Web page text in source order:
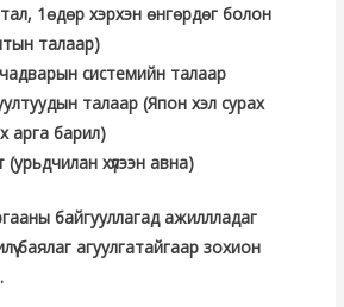
1ѳдѳр хэрхэн ѳнгѳрдѳг болон
талаар)
системийн талаар
талаар (Япон хэл сурах
арга барил)
(урьдчилан хүлээн авна)
байгууллагад ажиллладаг
баялаг агуулгатайгаар зохион